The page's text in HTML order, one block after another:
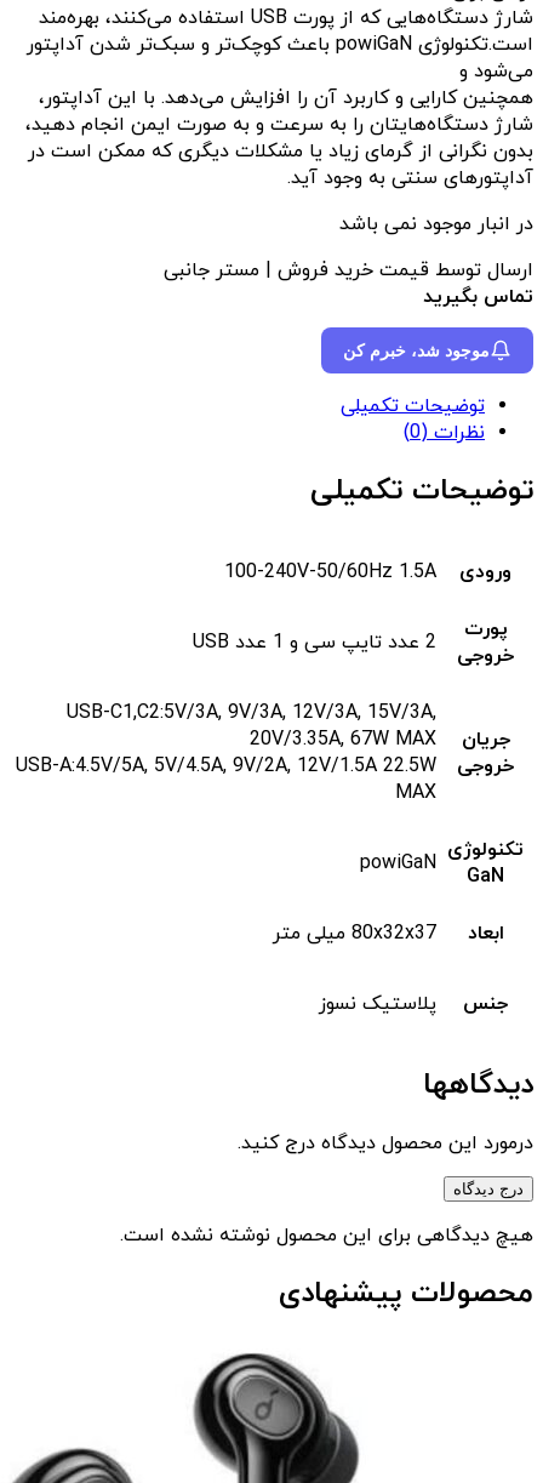
شارژ دستگاه‌هایی که از پورت USB استفاده می‌کنند، بهره‌مند
است.تکنولوژی powiGaN باعث کوچک‌تر و سبک‌تر شدن آداپتور
می‌شود و
همچنین کارایی و کاربرد آن را افزایش می‌دهد. با این آداپتور،
شارژ دستگاه‌هایتان را به سرعت و به صورت ایمن انجام دهید،
بدون نگرانی از گرمای زیاد یا مشکلات دیگری که ممکن است در
آداپتورهای سنتی به وجود آید.
در انبار موجود نمی باشد
ارسال توسط قیمت خرید فروش | مستر جانبی
تماس بگیرید
موجود شد، خبرم کن
توضیحات تکمیلی
نظرات (0)
توضیحات تکمیلی
ورودی 100-240V-50/60Hz 1.5A
پورت
خروجی
2 عدد تایپ سی و 1 عدد USB
جریان
خروجی
USB-C1,C2:5V/3A, 9V/3A, 12V/3A, 15V/3A,
20V/3.35A, 67W MAX
USB-A:4.5V/5A, 5V/4.5A, 9V/2A, 12V/1.5A 22.5W
MAX
تکنولوژی
GaN
powiGaN
ابعاد 80x32x37 میلی متر
جنس پلاستیک نسوز
دیدگاهها
درمورد این محصول دیدگاه درج کنید.
درج دیدگاه
هیچ دیدگاهی برای این محصول نوشته نشده است.
محصولات پیشنهادی